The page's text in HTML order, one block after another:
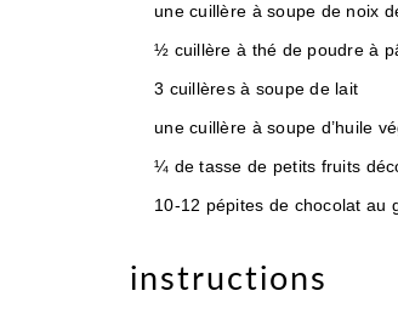
une cuillère à soupe de noix
½ cuillère à thé de poudre à
3 cuillères à soupe de lait
une cuillère à soupe d’huile
¼ de tasse de petits fruits
10-12 pépites de chocolat au
instructions